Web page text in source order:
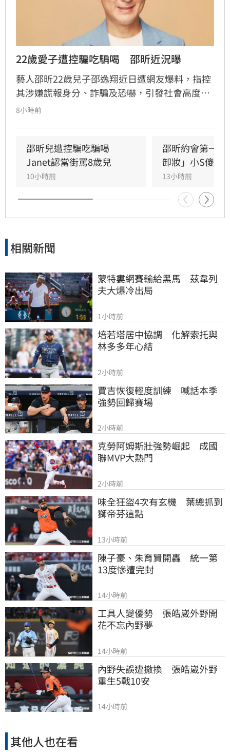
22歲愛子遭控騙吃騙喝　邵昕近況曝
藝人邵昕22歲兒子邵逸翔近日遭網友爆料，指控
其涉嫌謊報身分、詐騙及恐嚇，引發社會高度關
注。隨著風波延燒，邵昕的近況也隨之曝光，據
品團購生意。林品妤
8小時前
邵昕兒遭控騙吃騙喝
Janet認當街罵8歲兒
10小時前
邵昕約會第一
卸妝」小S傻眼
13小時前
相關新聞
蒙特婁網賽輸給黑馬　茲韋列
夫大爆冷出局
1小時前
培若塔居中協調　化解索托與
林多多年心結
2小時前
賈吉恢復輕度訓練　喊話本季
強勢回歸賽場
2小時前
克勞阿姆斯壯強勢崛起　成國
聯MVP大熱門
2小時前
味全狂盜4次有玄機　葉總抓到
獅帝芬這點
13小時前
陳子豪、朱育賢開轟　統一第
13度慘遭完封
14小時前
工具人變優勢　張皓崴外野開
花不忘內野夢
14小時前
內野失誤遭撤換　張皓崴外野
重生5戰10安
14小時前
其他人也在看